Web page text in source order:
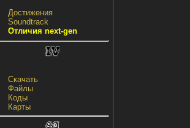
Достижения
Soundtrack
Отличия next-gen
Скачать
Файлы
Коды
Карты